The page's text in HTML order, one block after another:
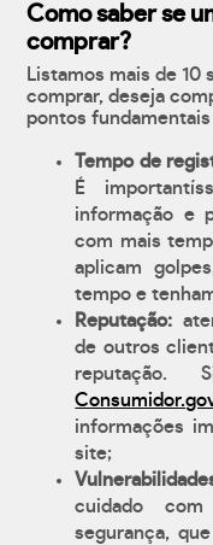
Como saber se
comprar?
Listamos mais de
comprar, deseja
pontos
Tempo de
É
informação e
com mais
aplicam
tempo e
Reputação:
de outros
reputação.
informações
site;
cuidado com
segurança,